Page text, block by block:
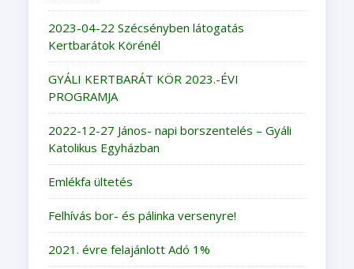
2023-04-22 Szécsényben látogatás
Kertbarátok Körénél
GYÁLI KERTBARÁT KÖR 2023.-ÉVI
PROGRAMJA
2022-12-27 János- napi borszentelés – Gyáli
Katolikus Egyházban
Emlékfa ültetés
Felhívás bor- és pálinka versenyre!
2021. évre felajánlott Adó 1%